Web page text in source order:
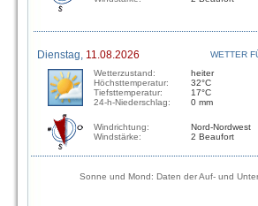
Dienstag, 11.08.2026
WETTER
Wetterzustand:
Höchsttemperatur:
Tiefsttemperatur:
24-h-Niederschlag:
heiter
32°C
17°C
0 mm
Windrichtung:
Windstärke:
Nord-Nordwest
2 Beaufort
Sonne und Mond: Daten der Auf- und